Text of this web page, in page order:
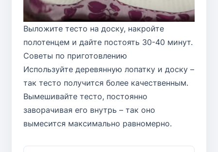
Выложите тесто на доску, накройте
полотенцем и дайте постоять 30-40 минут.
Советы по приготовлению
Используйте деревянную лопатку и доску –
так тесто получится более качественным.
Вымешивайте тесто, постоянно
заворачивая его внутрь – так оно
вымесится максимально равномерно.